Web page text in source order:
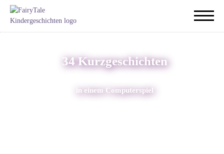
34 Kurzgeschichten
in einem Computerspiel